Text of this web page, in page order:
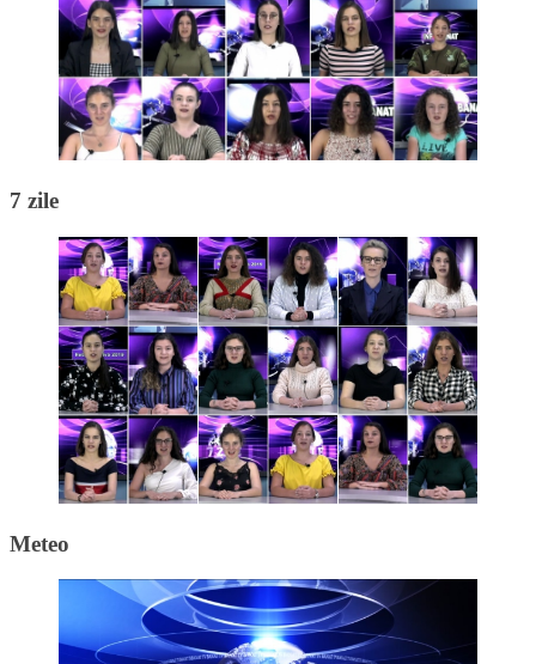
7 zile
Meteo